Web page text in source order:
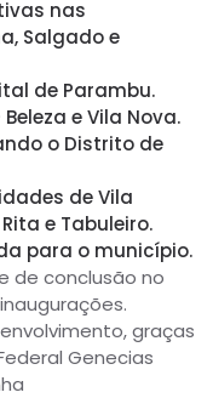
nas
Salgado e
de Parambu.
e Vila Nova.
o Distrito de
de Vila
e Tabuleiro.
para o município.
de conclusão no
graças
Genecias